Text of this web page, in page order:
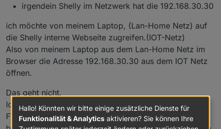
irgendein Shelly im Netzwerk hat die 192.168.30.30
ich möchte von meinem Laptop, (Lan-Home Netz) auf
die Shelly interne Webseite zugreifen.(IOT-Netz)
Also von meinem Laptop aus dem Lan-Home Netz im
Browser die Adresse 192.168.30.30 aus dem IOT Netz
öffnen.
Das geht nicht.
Ich kann keinerlei Adressen im anderen Netz erreichen.
FW Rule habe ich nur in eine Richtung gemacht,
Hallo! Könnten wir bitte einige zusätzliche Dienste für
Funktionalität & Analytics aktivieren? Sie können Ihre